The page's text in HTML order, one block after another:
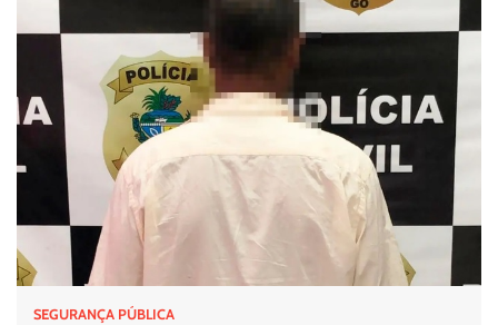
SEGURANÇA PÚBLICA